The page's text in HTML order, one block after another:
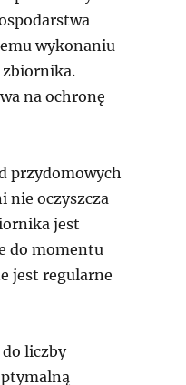
wykonaniu
zbiornika.
na ochronę
przydomowych
nie oczyszcza
jest
do momentu
jest regularne
liczby